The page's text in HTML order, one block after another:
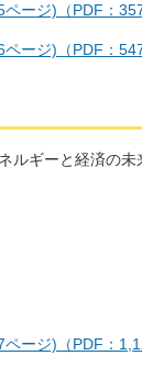
ージ)（PDF：
ージ)（PDF：
ギーと経済の未
ージ)（PDF：